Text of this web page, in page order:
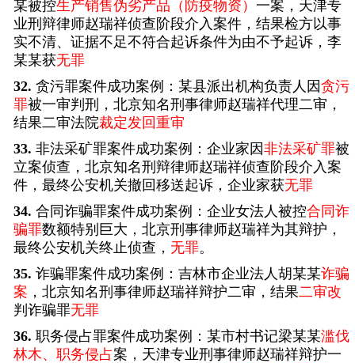
某被控生产销售伪劣产品（防疫物资） 一案，天津专
业刑辩律师赵瑞祥侦查阶段介入案件，结果检方以事
实不清、证据不足不符合起诉条件为由不予起诉，李
某某获无罪
32. 贪污罪案件成功案例：某县派出机构负责人因贪污
罪被一审判刑，北京知名刑事律师赵瑞祥代理二审，
结果二审法院裁定发回重审
33. 非法采矿罪案件成功案例：企业家因非法采矿罪被
立案侦查，北京知名刑辩律师赵瑞祥侦查阶段介入案
件，最终公安机关撤回移送起诉，企业家获无罪
34. 合同诈骗罪案件成功案例：企业女法人被控合同诈
骗罪数额特别巨大，北京刑事律师赵瑞祥为其辩护，
最终公安机关终止侦查， 无罪。
35. 诈骗罪案件成功案例：吉林市企业法人胡某某诈骗
案 ，北京知名刑事律师赵瑞祥辩护二审，结果二审改
判诈骗罪无罪
36. 职务侵占罪案件成功案例：某市村书记梁某某滥伐
林木、职务侵占案，天津专业刑事律师赵瑞祥辩护一